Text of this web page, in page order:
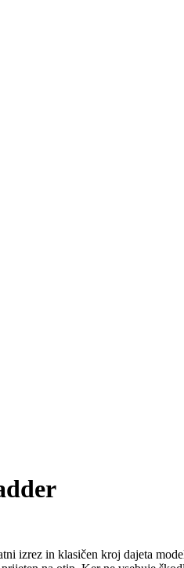
izrez in klasičen kroj dajeta